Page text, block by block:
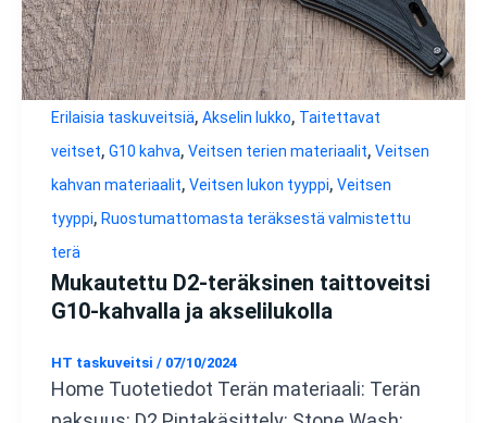
Erilaisia taskuveitsiä, Akselin lukko, Taitettavat
veitset, G10 kahva, Veitsen terien materiaalit, Veitsen
kahvan materiaalit, Veitsen lukon tyyppi, Veitsen
tyyppi, Ruostumattomasta teräksestä valmistettu
terä
Mukautettu D2-teräksinen taittoveitsi
G10-kahvalla ja akselilukolla
HT taskuveitsi / 07/10/2024
Home Tuotetiedot Terän materiaali: Terän